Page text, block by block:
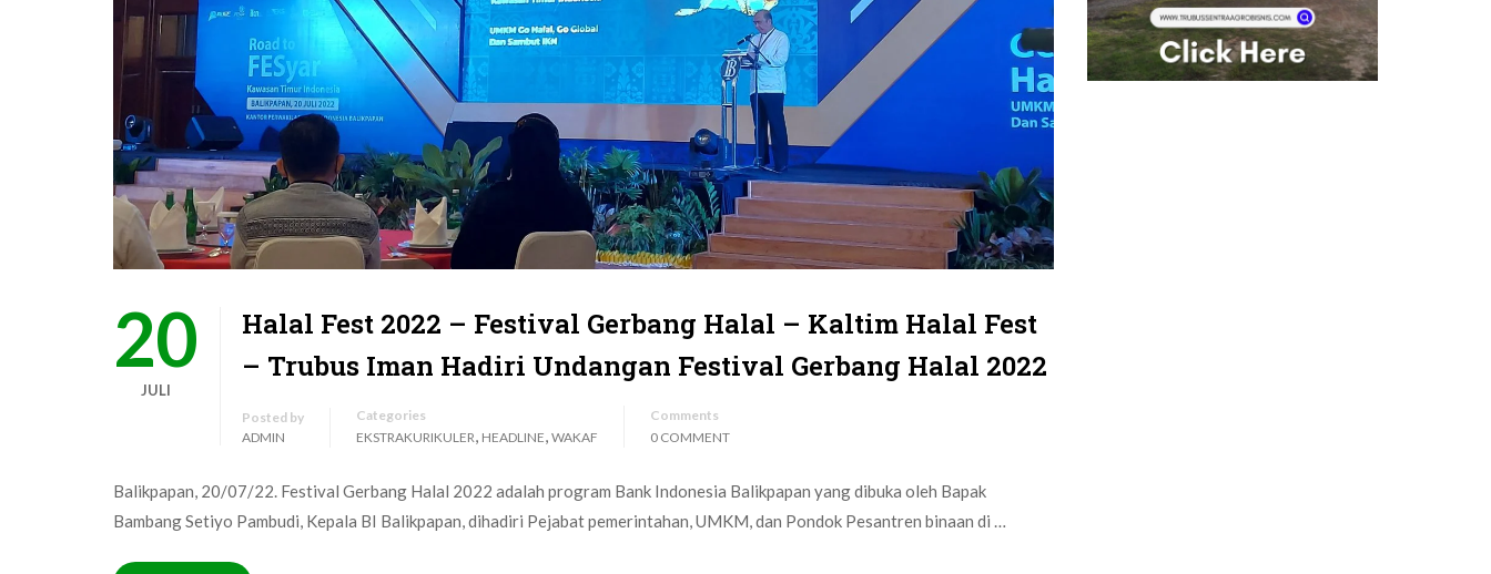
20
JULI
Halal Fest 2022 – Festival Gerbang Halal – Kaltim Halal Fest
– Trubus Iman Hadiri Undangan Festival Gerbang Halal 2022
Posted by
ADMIN
Categories
EKSTRAKURIKULER, HEADLINE, WAKAF
Comments
0 COMMENT
Balikpapan, 20/07/22. Festival Gerbang Halal 2022 adalah program Bank Indonesia Balikpapan yang dibuka oleh Bapak
Bambang Setiyo Pambudi, Kepala BI Balikpapan, dihadiri Pejabat pemerintahan, UMKM, dan Pondok Pesantren binaan di …